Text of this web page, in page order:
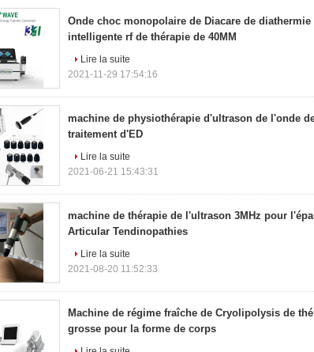
Onde choc monopolaire de Diacare de diathermie
intelligente rf de thérapie de 40MM
Lire la suite
2021-11-29 17:54:16
machine de physiothérapie d'ultrason de l'onde
traitement d'ED
Lire la suite
2021-06-21 15:43:31
machine de thérapie de l'ultrason 3MHz pour
Articular Tendinopathies
Lire la suite
2021-08-20 11:52:33
Machine de régime fraîche de Cryolipolysis de
grosse pour la forme de corps